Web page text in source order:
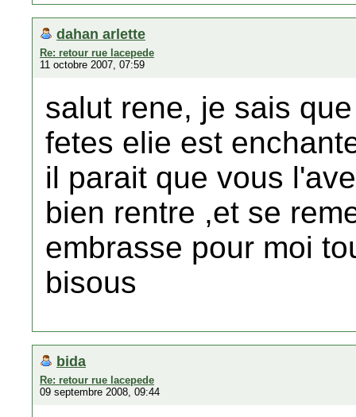
dahan arlette
Re: retour rue lacepede
11 octobre 2007, 07:59
salut rene, je sais
fetes elie est
il parait que vous
bien rentre ,et se
embrasse pour moi
bisous
bida
Re: retour rue lacepede
09 septembre 2008, 09:44